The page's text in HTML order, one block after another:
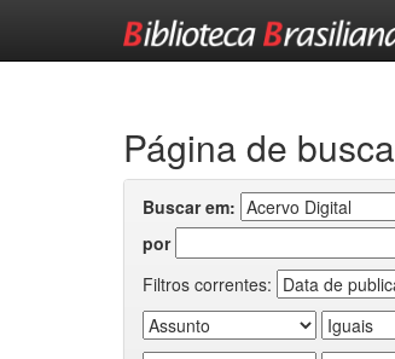
Página de busca
Buscar em:
por
Filtros correntes: